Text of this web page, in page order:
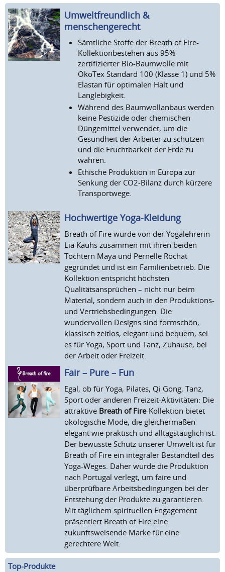
Umweltfreundlich &
menschengerecht
Sämtliche Stoffe der Breath of Fire-
Kollektionbestehen aus 95%
zertifizierter Bio-Baumwolle mit
ÖkoTex Standard 100 (Klasse 1) und 5%
Elastan für optimalen Halt und
Langlebigkeit.
Während des Baumwollanbaus werden
keine Pestizide oder chemischen
Düngemittel verwendet, um die
Gesundheit der Arbeiter zu schützen
und die Fruchtbarkeit der Erde zu
wahren.
Ethische Produktion in Europa zur
Senkung der CO2-Bilanz durch kürzere
Transportwege.
Hochwertige Yoga-Kleidung
Breath of Fire wurde von der Yogalehrerin
Lia Kauhs zusammen mit ihren beiden
Töchtern Maya und Pernelle Rochat
gegründet und ist ein Familienbetrieb. Die
Kollektion entspricht höchsten
Qualitätsansprüchen – nicht nur beim
Material, sondern auch in den Produktions-
und Vertriebsbedingungen. Die
wundervollen Designs sind formschön,
klassisch zeitlos, elegant und bequem, sei
es für Yoga, Sport und Tanz, Zuhause, bei
der Arbeit oder Freizeit.
Fair – Pure – Fun
Egal, ob für Yoga, Pilates, Qi Gong, Tanz,
Sport oder anderen Freizeit-Aktivitäten: Die
attraktive Breath of Fire-Kollektion bietet
ökologische Mode, die gleichermaßen
elegant wie praktisch und alltagstauglich ist.
Der bewusste Schutz unserer Umwelt ist für
Breath of Fire ein integraler Bestandteil des
Yoga-Weges. Daher wurde die Produktion
nach Portugal verlegt, um faire und
überprüfbare Arbeitsbedingungen bei der
Entstehung der Produkte zu garantieren.
Mit täglichem spirituellen Engagement
präsentiert Breath of Fire eine
zukunftsweisende Marke für eine
gerechtere Welt.
Top-Produkte